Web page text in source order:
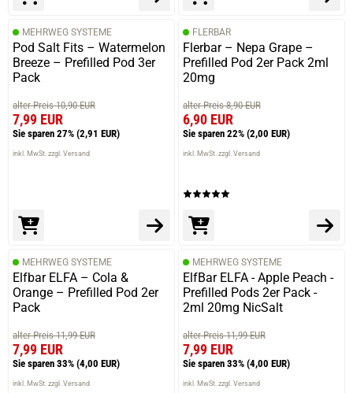
MEHRWEG SYSTEME
Pod Salt Fits – Watermelon
Breeze – Prefilled Pod 3er
Pack
alter Preis 10,90 EUR
7,99 EUR
Sie sparen 27% (2,91 EUR)
inkl. MwSt. zzgl. Versand
FLERBAR
Flerbar – Nepa Grape –
Prefilled Pod 2er Pack 2ml
20mg
alter Preis 8,90 EUR
6,90 EUR
Sie sparen 22% (2,00 EUR)
inkl. MwSt. zzgl. Versand
MEHRWEG SYSTEME
Elfbar ELFA – Cola &
Orange – Prefilled Pod 2er
Pack
alter Preis 11,99 EUR
7,99 EUR
Sie sparen 33% (4,00 EUR)
inkl. MwSt. zzgl. Versand
MEHRWEG SYSTEME
ElfBar ELFA - Apple Peach -
Prefilled Pods 2er Pack -
2ml 20mg NicSalt
alter Preis 11,99 EUR
7,99 EUR
Sie sparen 33% (4,00 EUR)
inkl. MwSt. zzgl. Versand